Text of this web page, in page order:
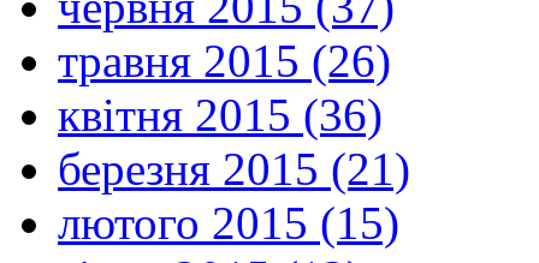
травня 2015 (26)
квітня 2015 (36)
березня 2015 (21)
лютого 2015 (15)